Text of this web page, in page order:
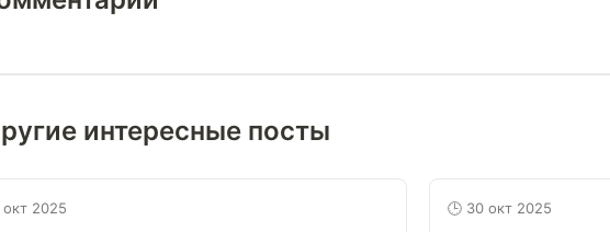
интересные посты
окт 2025 🕒 30 окт 2025